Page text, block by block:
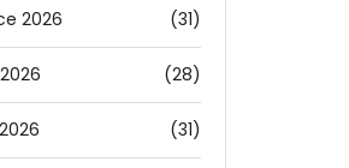
2026 (31)
(28)
(31)